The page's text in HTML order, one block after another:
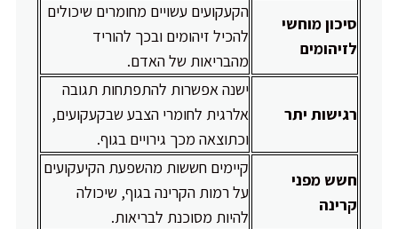
סיכון מוחשי
לזיהומים
הקעקועים עשויים מחומרים שיכולים
להכיל זיהומים ובכך להוריד
מהבריאות של האדם.
רגישות יתר
ישנה אפשרות להתפתחות תגובה
אלרגית לחומרי הצבע שבקעקועים,
וכתוצאה מכך גירויים בגוף.
חשש מפני
קרינה
קיימים חששות מהשפעת הקיעקועים
על רמות הקרינה בגוף, שיכולה
להיות מסוכנת לבריאות.